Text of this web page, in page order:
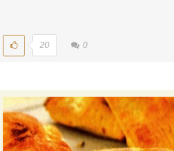
20 0